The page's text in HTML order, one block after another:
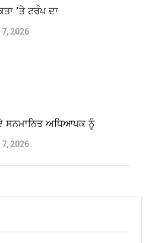
’ਤੇ ਟਰੰਪ ਦਾ
2026
ਸਨਮਾਨਿਤ ਅਧਿਆਪਕ ਨੂੰ
2026